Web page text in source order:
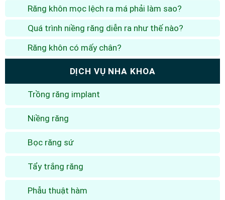
Răng khôn mọc lệch ra má phải làm sao?
Quá trình niềng răng diễn ra như thế nào?
Răng khôn có mấy chân?
DỊCH VỤ NHA KHOA
Trồng răng implant
Niềng răng
Bọc răng sứ
Tẩy trắng răng
Phẫu thuật hàm